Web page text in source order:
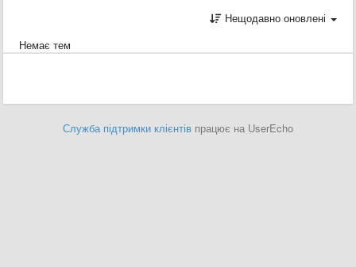
Нещодавно оновлені
Немає тем
Служба підтримки клієнтів працює на UserEcho